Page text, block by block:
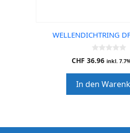
WELLENDICHTRING
0
o
o
f
5
CHF 36.96 inkl.
In den